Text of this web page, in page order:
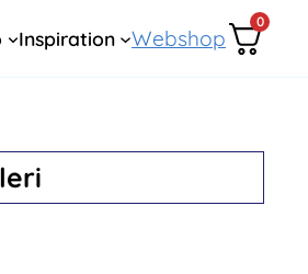
Inspiration Webshop
0